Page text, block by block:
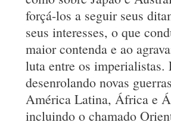
forçá-los a seguir seus
seus interesses, o que
maior contenda e ao
luta entre os imperialistas.
desenrolando novas
América Latina, África e
incluindo o chamado